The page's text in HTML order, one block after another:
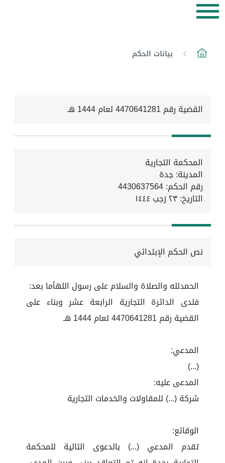
بيانات الحكم
القضية رقم 4470641281 لعام 1444 هـ
المحكمة التجارية
المدينة: جدة
رقم الحكم: 4430637564
التاريخ:٢٣ رَجب ١٤٤٤
نص الحكم الإبتدائي
الحمدلله والصلاة والسلام على رسول اللهأما بعد:
فلدى الدائرة التجارية الرابعة عشر وبناء على
القضية رقم 4470641281 لعام 1444 هـ
المدعي:
(...)
المدعى عليه:
شركة (...) للمقاولات والخدمات التجارية
الوقائع:
تقدم المدعي (...) بالدعوى التالية للمحكمة